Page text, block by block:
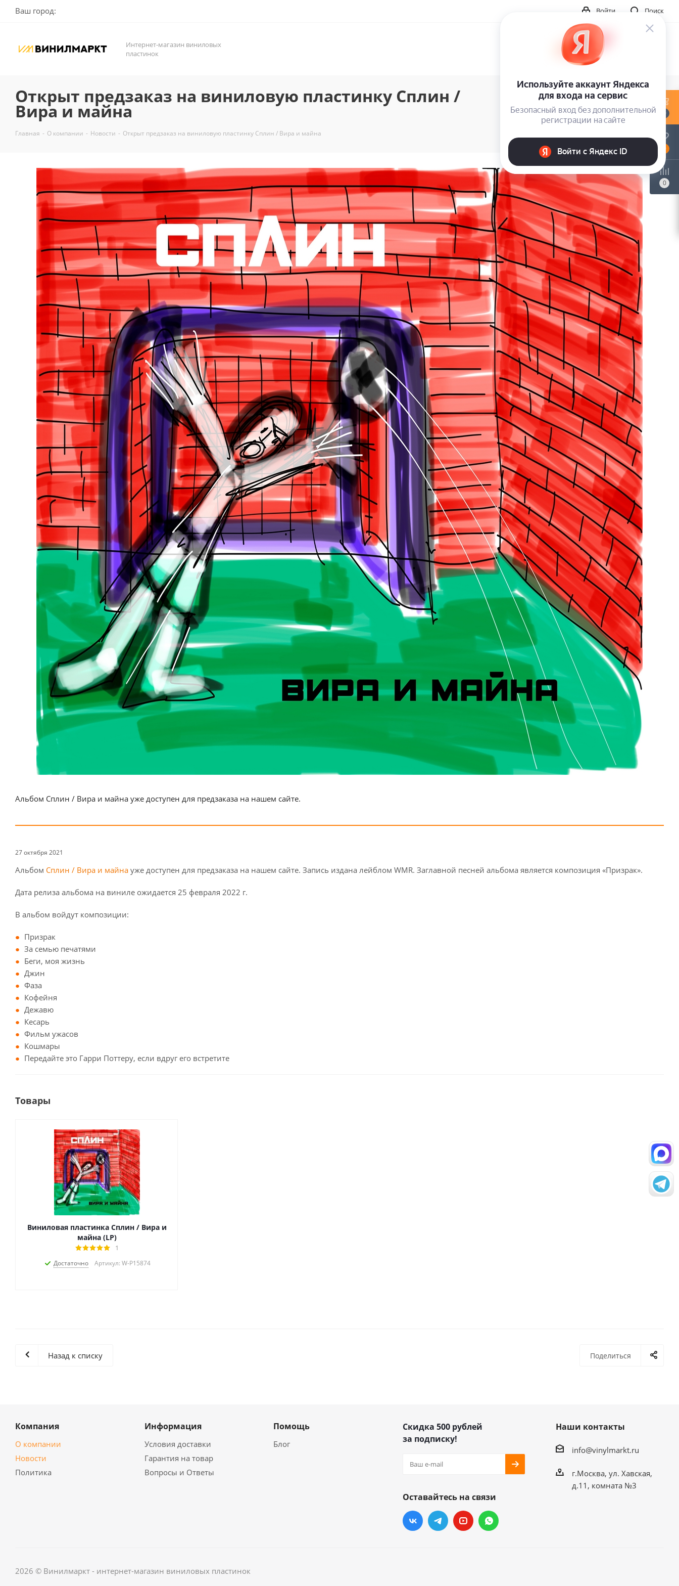
Ваш город: Поиск
Войти
Интернет-магазин виниловых
пластинок
Открыт предзаказ на виниловую пластинку Сплин /
Вира и майна
Главная - О компании - Новости - Открыт предзаказ на виниловую пластинку Сплин / Вира и майна
Альбом Сплин / Вира и майна уже доступен для предзаказа на нашем сайте.
27 октября 2021
Альбом Сплин / Вира и майна уже доступен для предзаказа на нашем сайте. Запись издана лейблом WMR. Заглавной песней альбома является композиция «Призрак».
Дата релиза альбома на виниле ожидается 25 февраля 2022 г.
В альбом войдут композиции:
Призрак
За семью печатями
Беги, моя жизнь
Джин
Фаза
Кофейня
Дежавю
Кесарь
Фильм ужасов
Кошмары
Передайте это Гарри Поттеру, если вдруг его встретите
Товары
Виниловая пластинка Сплин / Вира и
майна (LP)
1
Достаточно Артикул: W-P15874
Поделиться
Назад к списку
Компания
О компании
Новости
Политика
Информация
Условия доставки
Гарантия на товар
Вопросы и Ответы
Помощь
Блог
Скидка 500 рублей
за подписку!
Оставайтесь на связи
Наши контакты
info@vinylmarkt.ru
г.Москва, ул. Хавская,
д.11, комната №3
2026 © Винилмаркт - интернет-магазин виниловых пластинок
0
0
0